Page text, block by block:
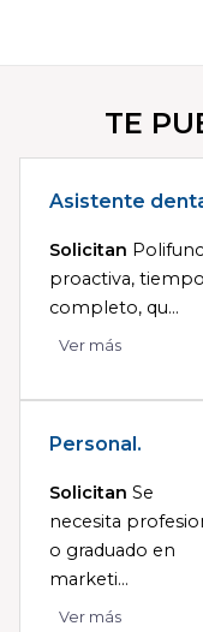
TE
Asistente
Solicitan
proactiva, tiempo
completo, qu...
Ver más
Personal.
Solicitan Se
necesita
o graduado en
marketi...
Ver más